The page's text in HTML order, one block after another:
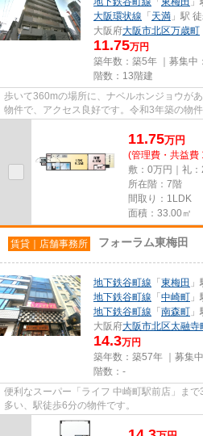
大阪環状線 「 天満 」駅
大阪府大阪市北区万歳町
11.75万円
築年数：築5年 ｜募集中：
階数：13階建
歩いて360mの場所に、ナベルホンジョウが
物件で、アクセス良好です。令和3年築の物
11.75万円
(管理費・共益費
敷：0万円｜礼：
所在階：7階
間取り：1LDK
面積：33.00㎡
賃貸｜店舗事務所 フォーラム東梅田
地下鉄谷町線 「 東梅田
地下鉄谷町線 「 中崎町
地下鉄谷町線 「 南森町
大阪府大阪市北区太融寺
14.3万円
築年数：築57年 ｜募集中
階数：-
便利なスーパー「ライフ 中崎町駅前店」ま
多い、駅徒歩6分の物件です。